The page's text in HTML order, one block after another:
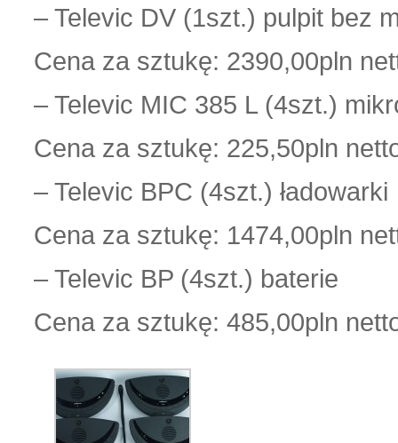
– Televic DV (1szt.) pulpit bez
Cena za sztukę: 2390,00pln
– Televic MIC 385 L (4szt.)
Cena za sztukę: 225,50pln
– Televic BPC (4szt.) ładowarki
Cena za sztukę: 1474,00pln
– Televic BP (4szt.) baterie
Cena za sztukę: 485,00pln